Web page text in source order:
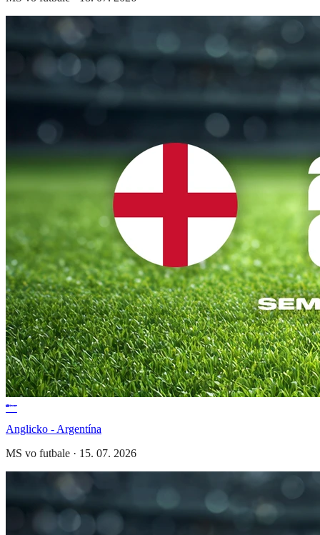
Anglicko - Argentína
MS vo futbale · 15. 07. 2026